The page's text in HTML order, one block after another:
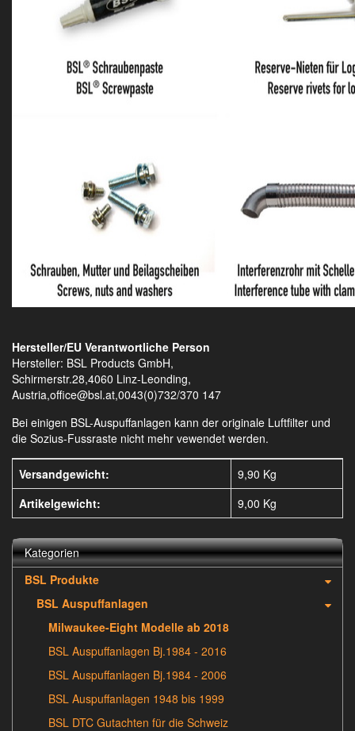
Hersteller/EU Verantwortliche Person
Hersteller: BSL Products GmbH,
Schirmerstr.28,4060 Linz-Leonding,
Austria,office@bsl.at,0043(0)732/370 147
Bei einigen BSL-Auspuffanlagen kann der originale Luftfilter und
die Sozius-Fussraste nicht mehr vewendet werden.
Versandgewicht:
9,90 Kg
Artikelgewicht:
9,00 Kg
Kategorien
BSL Produkte
BSL Auspuffanlagen
Milwaukee-Eight Modelle ab 2018
BSL Auspuffanlagen Bj.1984 - 2016
BSL Auspuffanlagen Bj.1984 - 2006
BSL Auspuffanlagen 1948 bis 1999
BSL DTC Gutachten für die Schweiz